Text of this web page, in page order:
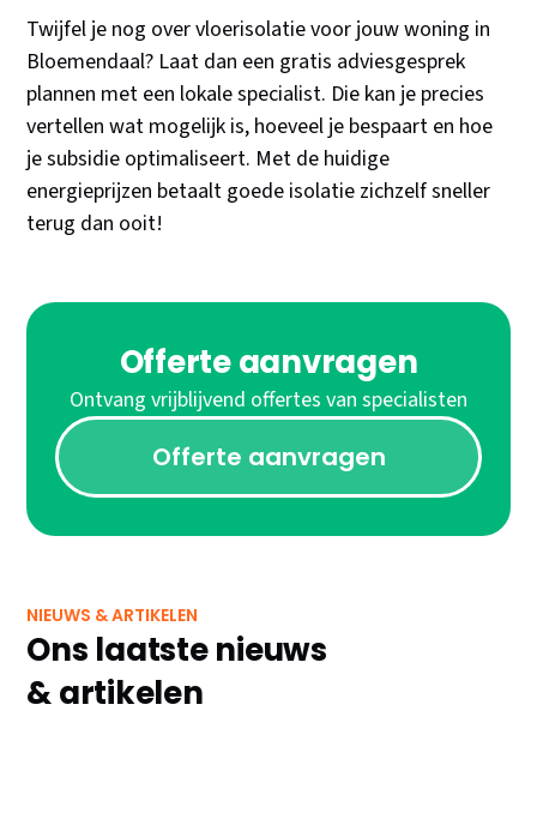
Twijfel je nog over vloerisolatie voor jouw woning in
Bloemendaal? Laat dan een gratis adviesgesprek
plannen met een lokale specialist. Die kan je precies
vertellen wat mogelijk is, hoeveel je bespaart en hoe
je subsidie optimaliseert. Met de huidige
energieprijzen betaalt goede isolatie zichzelf sneller
terug dan ooit!
Offerte aanvragen
Ontvang vrijblijvend offertes van specialisten
Offerte aanvragen
NIEUWS & ARTIKELEN
Ons laatste nieuws
& artikelen